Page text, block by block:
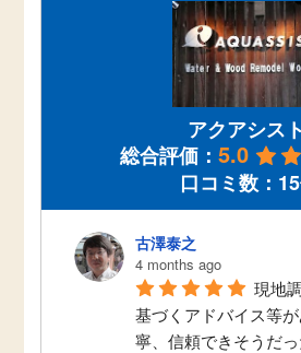
アクアシスト
総合評価： 5.0
口コミ数：
古澤泰之
4 months ago
現地
基づくアドバイス等
寧、信頼できそうだ